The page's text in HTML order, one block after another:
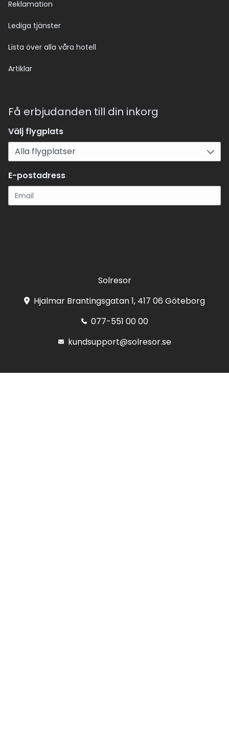
Reklamation
Lediga tjänster
Lista över alla våra hotell
Artiklar
Få erbjudanden till din inkorg
Välj flygplats
E-postadress
Solresor
Hjalmar Brantingsgatan 1, 417 06 Göteborg
077-551 00 00
kundsupport@solresor.se